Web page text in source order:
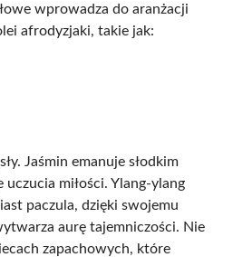
wprowadza do aranżacji
afrodyzjaki, takie jak:
Jaśmin emanuje słodkim
miłości. Ylang-ylang
paczula, dzięki swojemu
aurę tajemniczości. Nie
zapachowych, które